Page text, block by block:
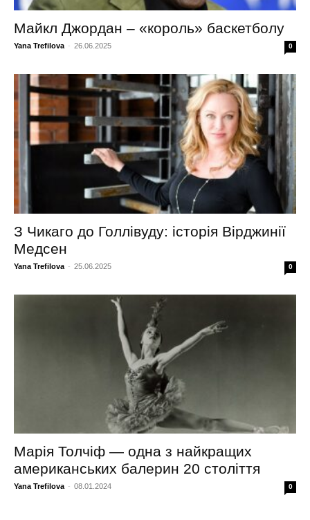
Майкл Джордан – «король» баскетболу
Yana Trefilova - 26.06.2025 0
З Чикаго до Голлівуду: історія Вірджинії
Медсен
Yana Trefilova - 25.06.2025 0
Марія Толчіф — одна з найкращих
американських балерин 20 століття
Yana Trefilova - 08.01.2024 0